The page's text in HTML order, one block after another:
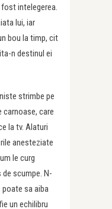
intelegerea.
lui, iar
bou la timp, cit
n destinul ei
strimbe pe
carnoase, care
la tv. Alaturi
anesteziate
le curg
scumpe. N-
poate sa aiba
un echilibru